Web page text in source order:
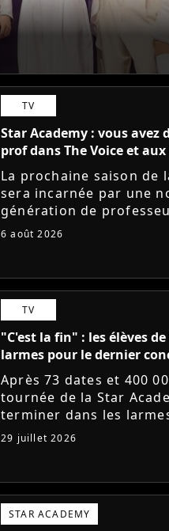
TV
Star Academy : vous avez
prof dans The Voice et
La prochaine saison de
sera incarnée par une
génération de
départs annoncés de
6 août 2026
TV
"C'est la fin" : les élèves
larmes pour le dernier
Après 73 dates et 400
tournée de la Star
terminer dans les
sociaux, les élèves
message au public...
29 juillet 2026
STAR ACADEMY